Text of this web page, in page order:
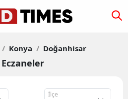
/ Konya / Doğanhisar
İlçe